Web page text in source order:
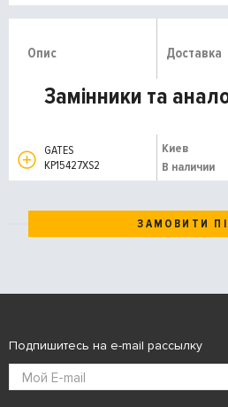
Опис Доставка
Замінники та
GATES
KP15427XS2
Киев
В наличии
ЗАМОВИТИ
Подпишитесь на e-mail рассылку